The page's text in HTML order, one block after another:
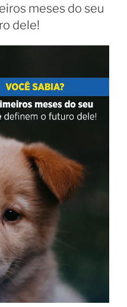
meses do seu
dele!